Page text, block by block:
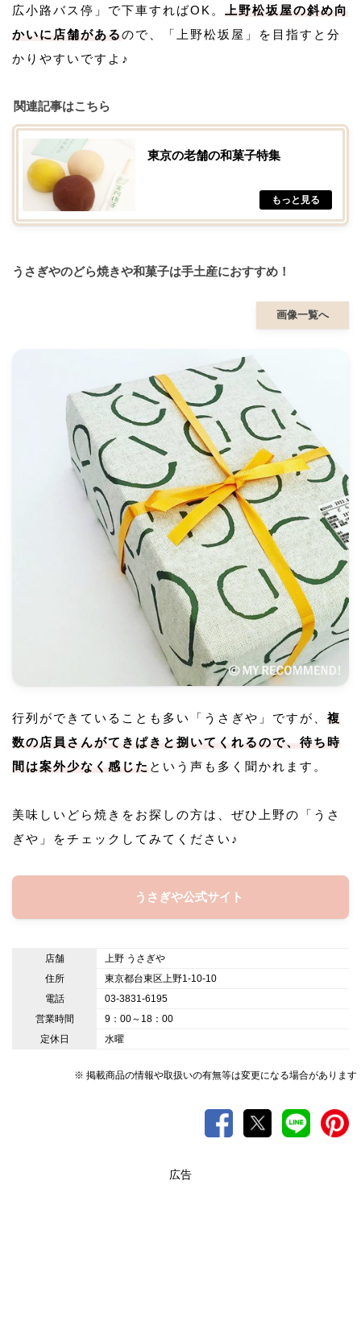
広小路バス停」で下車すればOK。
上野松坂屋の斜め向
かいに店舗があるので、「上野松坂屋」を目指すと分
かりやすいですよ♪
関連記事はこちら
東京の老舗の和菓子特集
うさぎやのどら焼きや和菓子は手土産におすすめ！
画像一覧へ
行列ができていることも多い「うさぎや」ですが、 複
数の店員さんがてきぱきと捌いてくれるので、待ち時
間は案外少なく感じた という声も多く聞かれます。
美味しいどら焼きをお探しの方は、ぜひ上野の「うさ
ぎや」をチェックしてみてください♪
うさぎや公式サイト
店舗
上野 うさぎや
住所
東京都台東区上野1-10-10
電話
03-3831-6195
営業時間
9：00～18：00
定休日
水曜
※ 掲載商品の情報や取扱いの有無等は変更になる場合があります
広告